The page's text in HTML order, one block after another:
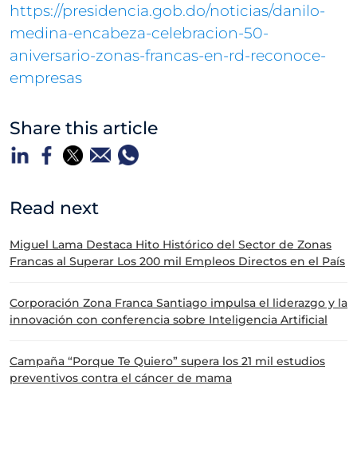
https://presidencia.gob.do/noticias/danilo-
medina-encabeza-celebracion-50-
aniversario-zonas-francas-en-rd-reconoce-
empresas
Share this article
Read next
Miguel Lama Destaca Hito Histórico del Sector de Zonas
Francas al Superar Los 200 mil Empleos Directos en el País
Corporación Zona Franca Santiago impulsa el liderazgo y la
innovación con conferencia sobre Inteligencia Artificial
Campaña “Porque Te Quiero” supera los 21 mil estudios
preventivos contra el cáncer de mama